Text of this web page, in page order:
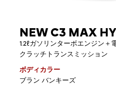
NEW C3 MAX
1.2ℓガソリンターボエンジン
クラッチトランスミッション
ボディカラー
ブラン バンキーズ